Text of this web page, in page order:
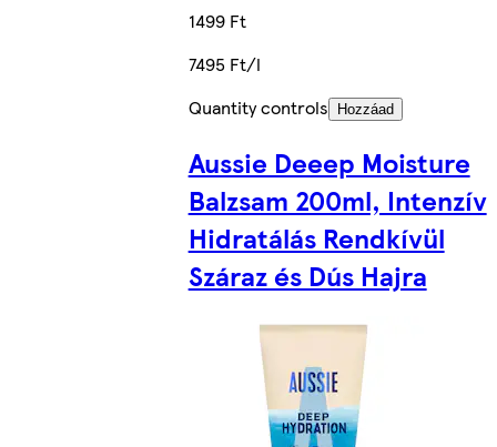
1499 Ft
7495 Ft/l
Quantity controls
Hozzáad
Aussie Deeep Moisture
Balzsam 200ml, Intenzív
Hidratálás Rendkívül
Száraz és Dús Hajra